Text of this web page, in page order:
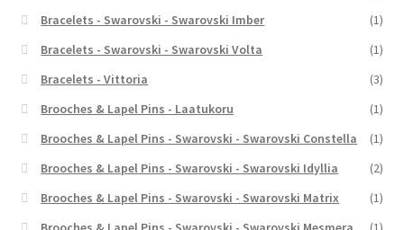
Bracelets - Swarovski - Swarovski Imber
(1)
Bracelets - Swarovski - Swarovski Volta
(1)
Bracelets - Vittoria
(3)
Brooches & Lapel Pins - Laatukoru
(1)
Brooches & Lapel Pins - Swarovski - Swarovski Constella
(1)
Brooches & Lapel Pins - Swarovski - Swarovski Idyllia
(2)
Brooches & Lapel Pins - Swarovski - Swarovski Matrix
(1)